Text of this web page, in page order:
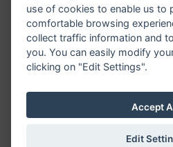
©1996 - 2026 Všechna
zveřejňovaných informací
use of cookies to enable us to
comfortable browsing
collect traffic information and
you. You can easily modify
clicking on "Edit Settings".
Accept
Edit